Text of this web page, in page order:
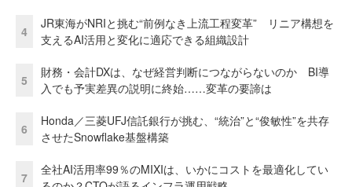
4
JR東海がNRIと挑む“前例なき上流工程変革” リニア構想を
支えるAI活用と変化に適応できる組織設計
5
財務・会計DXは、なぜ経営判断につながらないのか BI導
入でも予実差異の説明に終始……変革の要諦は
6
Honda／三菱UFJ信託銀行が挑む、“統治”と“俊敏性”を共存
させたSnowflake基盤構築
7
全社AI活用率99％のMIXIは、いかにコストを最適化してい